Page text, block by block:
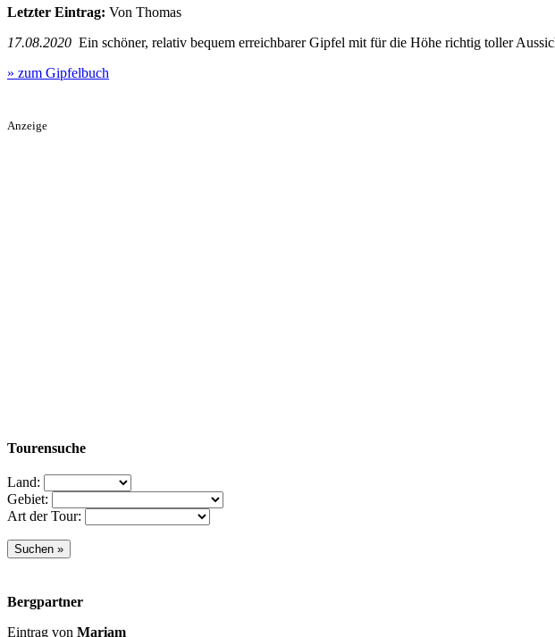
Letzter Eintrag: Von Thomas
17.08.2020 Ein schöner, relativ bequem erreichbarer Gipfel mit für die Höhe richtig toller
» zum Gipfelbuch
Anzeige
Tourensuche
Land:
Gebiet:
Art der Tour:
Bergpartner
Eintrag von Mariam